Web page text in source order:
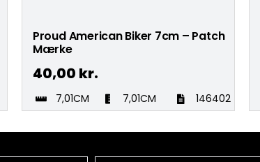
Proud American Biker 7cm – Patch
Mærke
40,00 kr.
7,01CM 7,01CM 146402